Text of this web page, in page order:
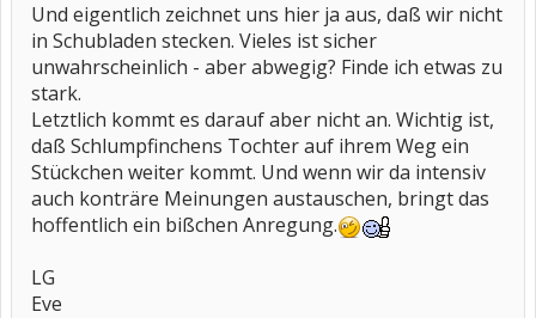
Und eigentlich zeichnet uns hier ja aus, daß wir nicht
in Schubladen stecken. Vieles ist sicher
unwahrscheinlich - aber abwegig? Finde ich etwas zu
stark.
Letztlich kommt es darauf aber nicht an. Wichtig ist,
daß Schlumpfinchens Tochter auf ihrem Weg ein
Stückchen weiter kommt. Und wenn wir da intensiv
auch konträre Meinungen austauschen, bringt das
hoffentlich ein bißchen Anregung.
LG
Eve